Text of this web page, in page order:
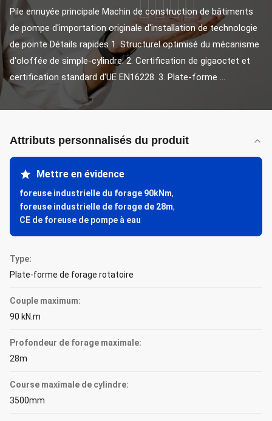
Pile ennuyée principale Machin de construction de bâtiments
de pompe d'importation originale d'installation de technologie
de pointe Détails rapides 1. Structurel optimisé du mécanisme
d'oloffée de simple-cylindre. 2. Certification de gigaoctet et
certification standard d'UE EN16228. 3. Plate-forme ...
Attributs personnalisés du produit
Mettre en évidence
foreuse industrielle du forage 90kNm,
foreuse industrielle de forage de 28m,
CE de foreuse de pompe à eau
Type:
Plate-forme de forage rotatoire
Couple maximum:
90 kN.m
Profondeur de forage maximale:
28m
Course maximale de cylindre:
3500mm